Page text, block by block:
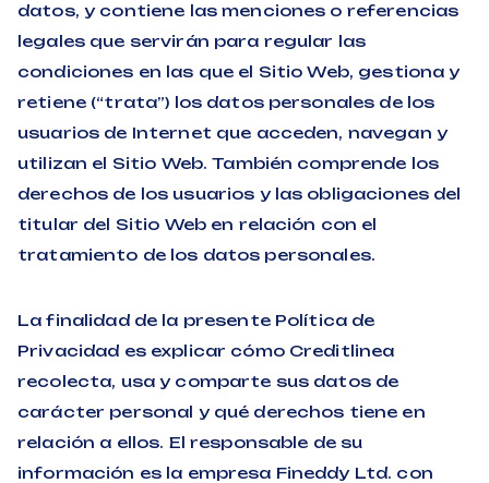
datos, y contiene las menciones o referencias
legales que servirán para regular las
condiciones en las que el Sitio Web, gestiona y
retiene (“trata”) los datos personales de los
usuarios de Internet que acceden, navegan y
utilizan el Sitio Web. También comprende los
derechos de los usuarios y las obligaciones del
titular del Sitio Web en relación con el
tratamiento de los datos personales.
La finalidad de la presente Política de
Privacidad es explicar cómo Creditlinea
recolecta, usa y comparte sus datos de
carácter personal y qué derechos tiene en
relación a ellos. El responsable de su
información es la empresa Fineddy Ltd. con